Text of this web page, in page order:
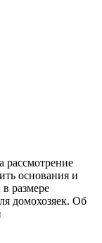
рассмотрение
основания и
размере
домохозяек. Об